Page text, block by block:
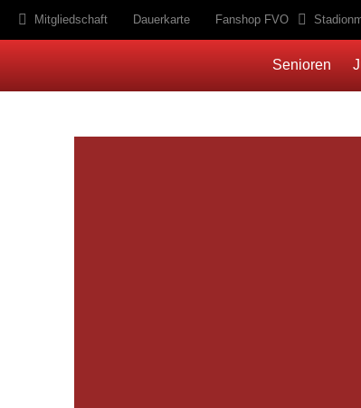
Mitgliedschaft Dauerkarte Fanshop FVO
Senioren